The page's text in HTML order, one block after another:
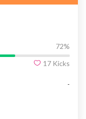
72%
17 Kicks
-